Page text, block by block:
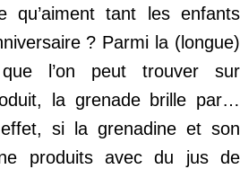
qu’aiment tant les enfants
? Parmi la (longue)
que l’on peut trouver sur
la grenade brille par…
si la grenadine et son
produits avec du jus de